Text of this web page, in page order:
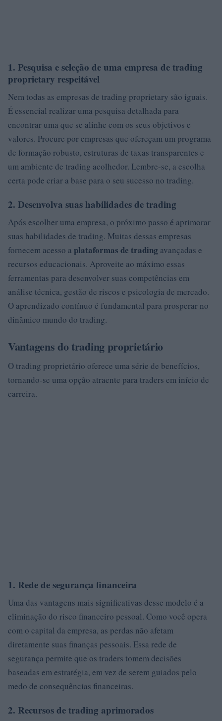
1. Pesquisa e seleção de uma empresa de trading
proprietary respeitável
Nem todas as empresas de trading proprietary são iguais.
É essencial realizar uma pesquisa detalhada para
encontrar uma que se alinhe com os seus objetivos e
valores. Procure por empresas que ofereçam um programa
de formação robusto, estruturas de taxas transparentes e
um ambiente de trading acolhedor. Lembre-se, a escolha
certa pode criar a base para o seu sucesso no trading.
2. Desenvolva suas habilidades de trading
Após escolher uma empresa, o próximo passo é aprimorar
suas habilidades de trading. Muitas dessas empresas
fornecem acesso a plataformas de trading avançadas e
recursos educacionais. Aproveite ao máximo essas
ferramentas para desenvolver suas competências em
análise técnica, gestão de riscos e psicologia de mercado.
O aprendizado contínuo é fundamental para prosperar no
dinâmico mundo do trading.
Vantagens do trading proprietário
O trading proprietário oferece uma série de benefícios,
tornando-se uma opção atraente para traders em início de
carreira.
1. Rede de segurança financeira
Uma das vantagens mais significativas desse modelo é a
eliminação do risco financeiro pessoal. Como você opera
com o capital da empresa, as perdas não afetam
diretamente suas finanças pessoais. Essa rede de
segurança permite que os traders tomem decisões
baseadas em estratégia, em vez de serem guiados pelo
medo de consequências financeiras.
2. Recursos de trading aprimorados